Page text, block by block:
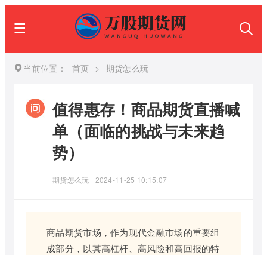
当前位置： 首页 > 期货怎么玩
值得惠存！商品期货直播喊
单（面临的挑战与未来趋
势）
期货怎么玩 2024-11-25 10:15:07
商品期货市场，作为现代金融市场的重要组
成部分，以其高杠杆、高风险和高回报的特